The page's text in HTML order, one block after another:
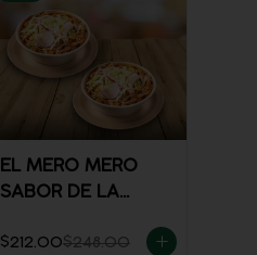
EL MERO MERO
SABOR DE LA
$212.00$248.00